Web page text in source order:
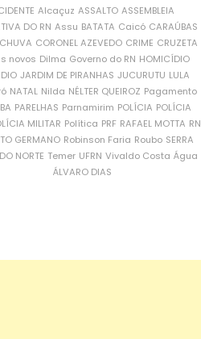
Alcaçuz ASSALTO ASSEMBLEIA
DO RN Assu BATATA Caicó CARAÚBAS
CORONEL AZEVEDO CRIME CRUZETA
novos Dilma Governo do RN HOMICÍDIO
JARDIM DE PIRANHAS JUCURUTU LULA
NATAL Nilda NÉLTER QUEIROZ Pagamento
PARELHAS Parnamirim POLÍCIA POLÍCIA
MILITAR Política PRF RAFAEL MOTTA RN
GERMANO Robinson Faria Roubo SERRA
NORTE Temer UFRN Vivaldo Costa Água
ÁLVARO DIAS